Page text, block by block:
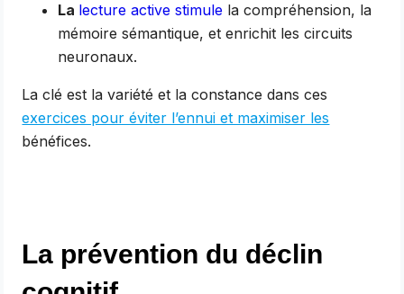
La lecture active stimule la compréhension, la
mémoire sémantique, et enrichit les circuits
neuronaux.
La clé est la variété et la constance dans ces
exercices pour éviter l’ennui et maximiser les
bénéfices.
La prévention du déclin